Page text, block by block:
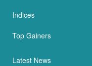
Indices
Top Gainers
Latest News